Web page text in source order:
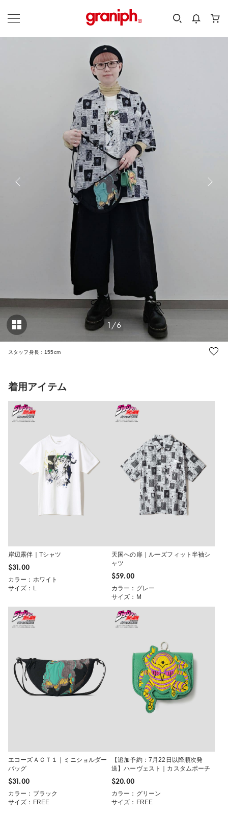
カテゴリーから探す
MEN KIDS
1/6
スタッフ身長：155cm
着用アイテム
岸辺露伴｜Tシャツ
$‌31.00
カラー：ホワイト
サイズ：L
天国への扉｜ルーズフィット半袖シ
ャツ
$‌59.00
カラー：グレー
サイズ：M
エコーズＡＣＴ１｜ミニショルダー
バッグ
$‌31.00
カラー：ブラック
サイズ：FREE
【追加予約：7月22日以降順次発
送】ハーヴェスト｜カスタムポーチ
$‌20.00
カラー：グリーン
サイズ：FREE